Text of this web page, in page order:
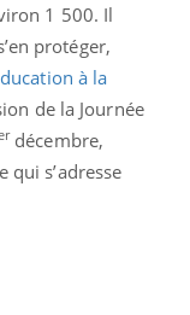
1 500. Il
protéger,
à la
de la Journée
décembre,
qui s’adresse